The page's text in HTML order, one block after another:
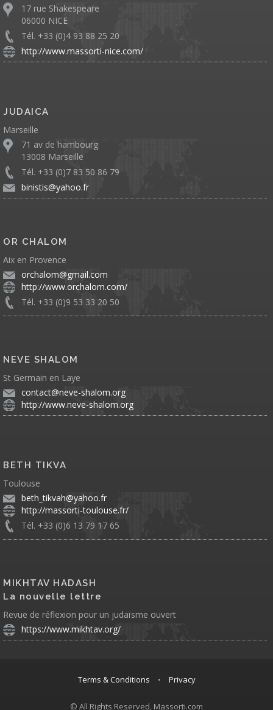
17 rue Shakespeare
06000 NICE
Tél. +33 (0)4 93 88 25 20
http://www.massorti-nice.com/
JUDAICA
Marseille
71 av de hambourg
13008 Marseille
Tél. +33 (0)7 83 50 86 79
binistis@yahoo.fr
OR CHALOM
Aix en Provence
orchalom@gmail.com
http://www.orchalom.com/
Tél. +33 (0)9 53 33 20 50
NEVE SHALOM
St Germain en Laye
contact@neve-shalom.org
http://www.neve-shalom.org
BETH TIKVA
Toulouse
beth_tikvah@yahoo.fr
http://massorti-toulouse.fr/
Tél. +33 (0)6 13 79 17 65
MIKHTAV HADASH
La nouvelle lettre
Revue de réflexion pour un judaïsme ouvert
https://www.mikhtav.org/
Terms & Conditions • Privacy
© All Rights Reserved, Massorti.com